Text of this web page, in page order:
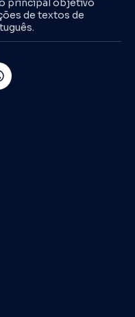
principal objetivo
de textos de